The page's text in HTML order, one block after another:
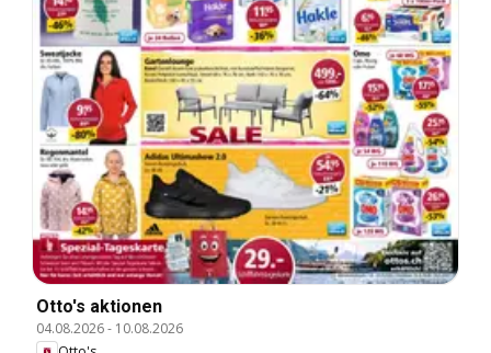
Otto's aktionen
04.08.2026- 10.08.2026